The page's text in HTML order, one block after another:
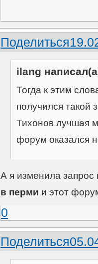
Поделиться
ilang
Тогда к этим
получился такой
Тихонов лучшая
форум оказался
А я изменила
в перми и этот
0
Поделиться